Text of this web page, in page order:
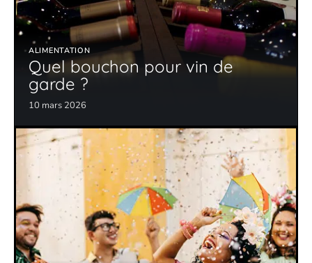
ALIMENTATION
Quel bouchon pour vin de
garde ?
10 mars 2026